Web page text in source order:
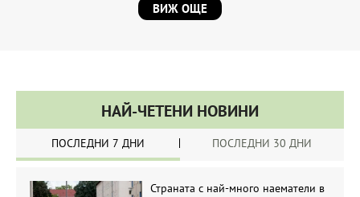
ВИЖ ОЩЕ
НАЙ-ЧЕТЕНИ НОВИНИ
ПОСЛЕДНИ 7 ДНИ ПОСЛЕДНИ 30 ДНИ
Страната с най-много наематели в